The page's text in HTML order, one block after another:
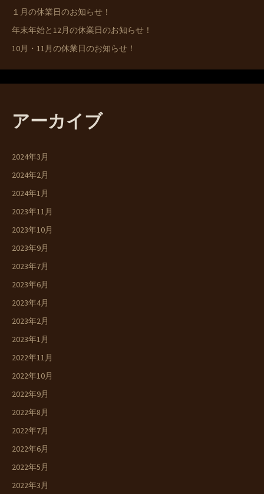
１月の休業日のお知らせ！
年末年始と12月の休業日のお知らせ！
10月・11月の休業日のお知らせ！
アーカイブ
2024年3月
2024年2月
2024年1月
2023年11月
2023年10月
2023年9月
2023年7月
2023年6月
2023年4月
2023年2月
2023年1月
2022年11月
2022年10月
2022年9月
2022年8月
2022年7月
2022年6月
2022年5月
2022年3月